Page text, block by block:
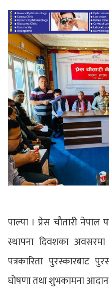
पाल्पा । प्रेस चौतारी
स्थापना दिवशका अवसरमा
पत्रकारिता पुरस्कारबाट
घोषणा तथा शुभकामना आदान